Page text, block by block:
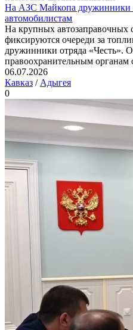
На АЗС Майкопа дружинники
автомобилистам
На крупных автозаправочных
фиксируются очереди за
дружинники отряда «Честь».
правоохранительным органам
06.07.2026
Кавказ / Адыгея
0